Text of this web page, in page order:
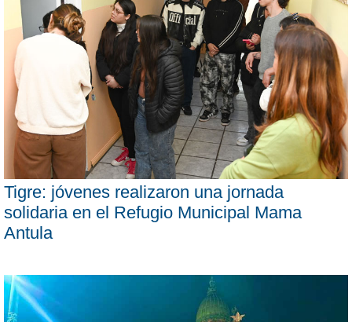
Tigre: jóvenes realizaron una jornada
solidaria en el Refugio Municipal Mama
Antula